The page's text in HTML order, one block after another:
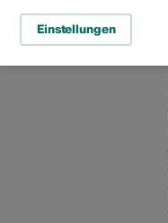
Einstellungen